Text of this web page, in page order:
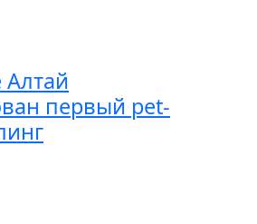
Алтай
первый pet-